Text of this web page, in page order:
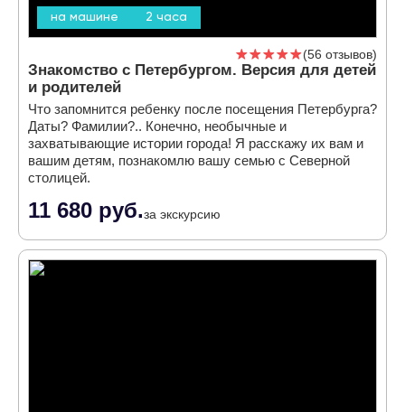
на машине 2 часа
56 отзывов
Знакомство с Петербургом. Версия для детей
и родителей
Что запомнится ребенку после посещения Петербурга?
Даты? Фамилии?.. Конечно, необычные и
захватывающие истории города! Я расскажу их вам и
вашим детям, познакомлю вашу семью с Северной
столицей.
11 680 руб.за экскурсию